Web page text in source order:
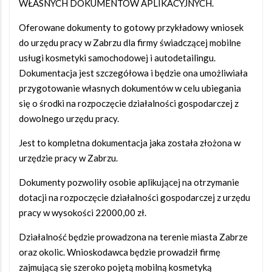
WŁASNYCH DOKUMENTÓW APLIKACYJNYCH.
Oferowane dokumenty to gotowy przykładowy wniosek
do urzędu pracy w Zabrzu dla firmy świadczącej mobilne
usługi kosmetyki samochodowej i autodetailingu.
Dokumentacja jest szczegółowa i będzie ona umożliwiała
przygotowanie własnych dokumentów w celu ubiegania
się o środki na rozpoczęcie działalności gospodarczej z
dowolnego urzędu pracy.
Jest to kompletna dokumentacja jaka została złożona w
urzędzie pracy w Zabrzu.
Dokumenty pozwoliły osobie aplikującej na otrzymanie
dotacji na rozpoczęcie działalności gospodarczej z urzędu
pracy w wysokości 22000,00 zł.
Działalność będzie prowadzona na terenie miasta Zabrze
oraz okolic. Wnioskodawca będzie prowadził firmę
zajmującą się szeroko pojętą mobilną kosmetyką